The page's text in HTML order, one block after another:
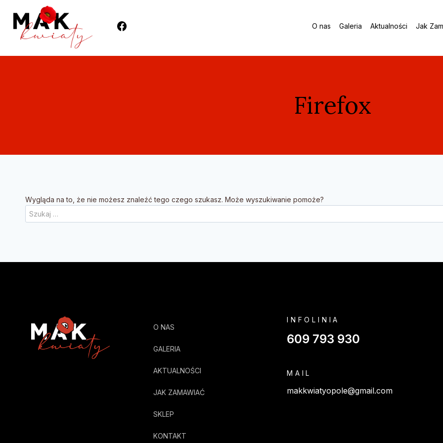
O nas Galeria Aktualności Jak
Firefox
Wygląda na to, że nie możesz znaleźć tego czego szukasz. Może wyszukiwanie pomoże?
O NAS
GALERIA
AKTUALNOŚCI
JAK ZAMAWIAĆ
SKLEP
KONTAKT
INFOLINIA
609 793 930
MAIL
makkwiatyopole@gmail.com